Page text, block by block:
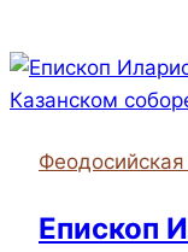
Епископ